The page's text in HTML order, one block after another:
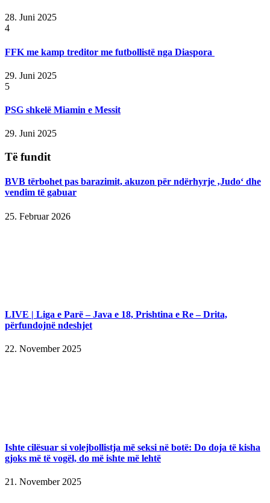
28. Juni 2025
4
FFK me kamp treditor me futbollistë nga Diaspora
29. Juni 2025
5
PSG shkelë Miamin e Messit
29. Juni 2025
Të fundit
BVB tërbohet pas barazimit, akuzon për ndërhyrje ‚Judo‘ dhe
vendim të gabuar
25. Februar 2026
LIVE | Liga e Parë – Java e 18, Prishtina e Re – Drita,
përfundojnë ndeshjet
22. November 2025
Ishte cilësuar si volejbollistja më seksi në botë: Do doja të kisha
gjoks më të vogël, do më ishte më lehtë
21. November 2025